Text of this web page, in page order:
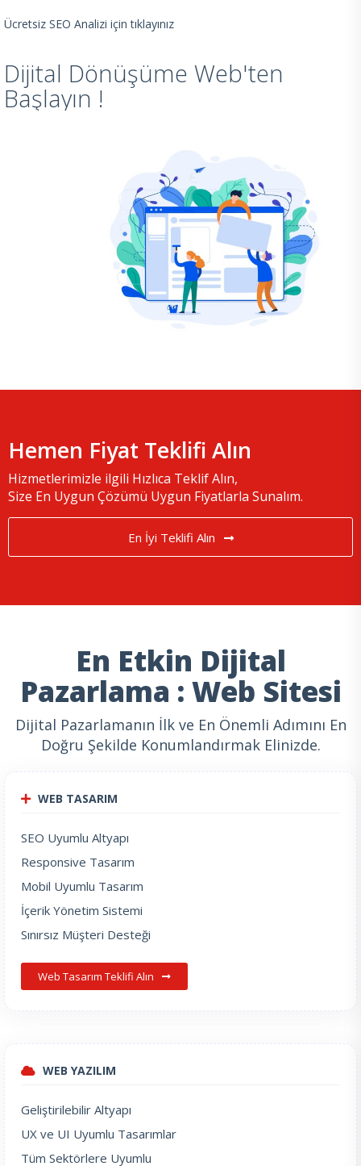
Ücretsiz SEO Analizi için tıklayınız
Dijital Dönüşüme Web'ten
Başlayın !
Hemen Fiyat Teklifi Alın
Hizmetlerimizle ilgili Hızlıca Teklif Alın,
Size En Uygun Çözümü Uygun Fiyatlarla Sunalım.
En İyi Teklifi Alın
En Etkin Dijital
Pazarlama : Web Sitesi
Dijital Pazarlamanın İlk ve En Önemli Adımını En
Doğru Şekilde Konumlandırmak Elinizde.
WEB TASARIM
SEO Uyumlu Altyapı
Responsive Tasarım
Mobil Uyumlu Tasarım
İçerik Yönetim Sistemi
Sınırsız Müşteri Desteği
Web Tasarım Teklifi Alın
WEB YAZILIM
Geliştirilebilir Altyapı
UX ve UI Uyumlu Tasarımlar
Tüm Sektörlere Uyumlu